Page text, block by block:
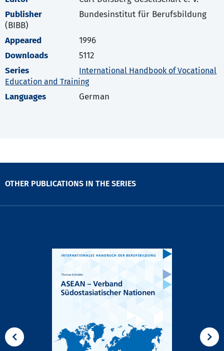
Publisher
Bundesinstitut für Berufsbildung
(BIBB)
Appeared
1996
Downloads
5112
Series
International Handbook of Vocational
Education and Training
Languages German
OTHER PUBLICATIONS IN THE SERIES